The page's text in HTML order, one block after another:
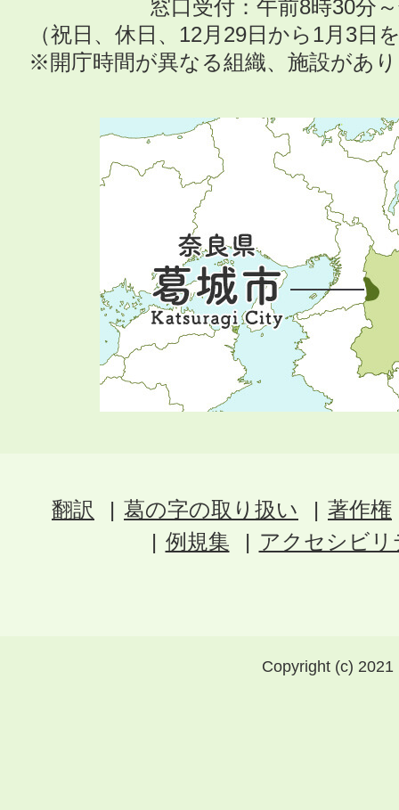
窓口受付：午前8時30分
（祝日、休日、12月29日から1月3日
※開庁時間が異なる組織、施設があ
翻訳 葛の字の取り扱い
著作権
例規集
アクセシビ
Copyright (c)